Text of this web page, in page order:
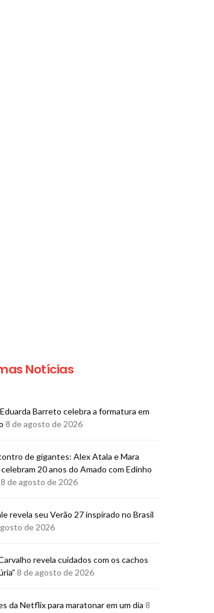
LITERATURA
lança livro da
coleção Lendas
dos Orixás
30 DE JULHO DE 2026
questiona o
ser filha
Notícias
Barreto celebra a formatura em
8 de agosto de 2026
de gigantes: Alex Atala e Mara
celebram 20 anos do Amado com Edinho
8 de agosto de 2026
revela seu Verão 27 inspirado no Brasil
de 2026
revela cuidados com os cachos
8 de agosto de 2026
da Netflix para maratonar em um dia 8